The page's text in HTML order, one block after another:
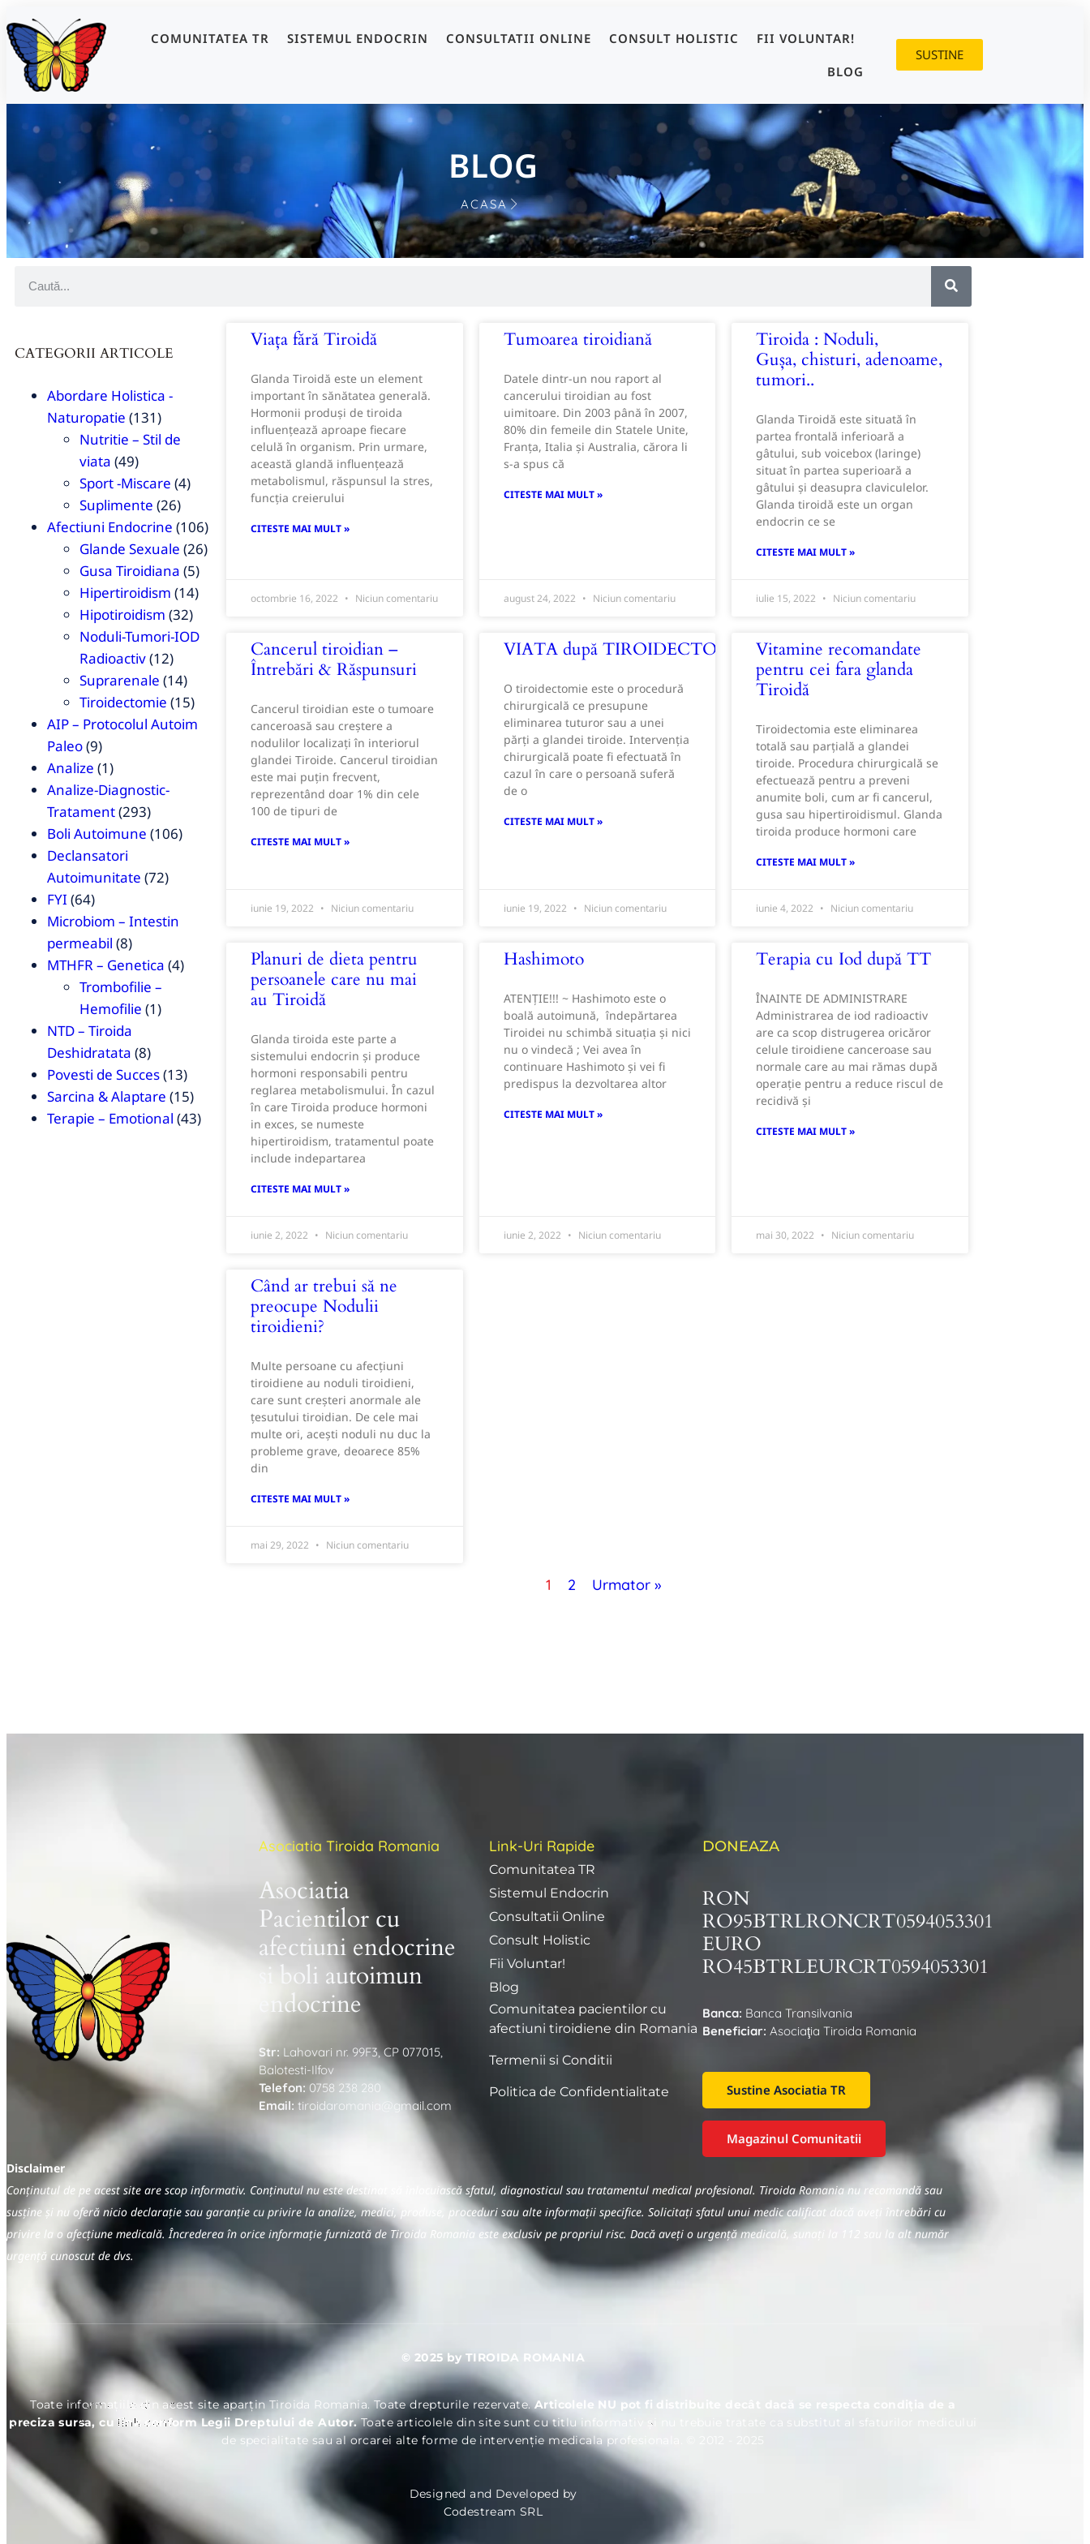
COMUNITATEA TR SISTEMUL ENDOCRIN CONSULTATII ONLINE CONSULT HOLISTIC FII VOLUNTAR!
BLOG
SUSTINE
BLOG
ACASA
CATEGORII ARTICOLE
Abordare Holistica -
Naturopatie (131)
Nutritie – Stil de
viata (49)
Sport -Miscare (4)
Suplimente (26)
Afectiuni Endocrine (106)
Glande Sexuale (26)
Gusa Tiroidiana (5)
Hipertiroidism (14)
Hipotiroidism (32)
Noduli-Tumori-IOD
Radioactiv(12)
Suprarenale (14)
Tiroidectomie (15)
AIP – Protocolul Autoim
Paleo(9)
Analize (1)
Analize-Diagnostic-
Tratament(293)
Boli Autoimune (106)
Declansatori
Autoimunitate (72)
FYI (64)
Microbiom – Intestin
permeabil (8)
MTHFR – Genetica (4)
Trombofilie –
Hemofilie (1)
NTD – Tiroida
Deshidratata (8)
Povesti de Succes(13)
Sarcina & Alaptare (15)
Terapie – Emotional (43)
Viața fără Tiroidă
Glanda Tiroidă este un element
important în sănătatea generală.
Hormonii produși de tiroida
influențează aproape fiecare
celulă în organism. Prin urmare,
această glandă influențează
metabolismul, răspunsul la stres,
funcția creierului
CITESTE MAI MULT »
octombrie 16, 2022 Niciun comentariu
Tumoarea tiroidiană
Datele dintr-un nou raport al
cancerului tiroidian au fost
uimitoare. Din 2003 până în 2007,
80% din femeile din Statele Unite,
Franța, Italia și Australia, cărora li
s-a spus că
CITESTE MAI MULT »
august 24, 2022 Niciun comentariu
Tiroida : Noduli,
Gușa, chisturi, adenoame,
tumori..
Glanda Tiroidă este situată în
partea frontală inferioară a
gâtului, sub voicebox (laringe)
situat în partea superioară a
gâtului și deasupra claviculelor.
Glanda tiroidă este un organ
endocrin ce se
CITESTE MAI MULT »
iulie 15, 2022 Niciun comentariu
Cancerul tiroidian –
Întrebări & Răspunsuri
Cancerul tiroidian este o tumoare
canceroasă sau creștere a
nodulilor localizați în interiorul
glandei Tiroide. Cancerul tiroidian
este mai puțin frecvent,
reprezentând doar 1% din cele
100 de tipuri de
CITESTE MAI MULT »
iunie 19, 2022 Niciun comentariu
VIATA după TIROIDECTOMIE
O tiroidectomie este o procedură
chirurgicală ce presupune
eliminarea tuturor sau a unei
părți a glandei tiroide. Intervenția
chirurgicală poate fi efectuată în
cazul în care o persoană suferă
de o
CITESTE MAI MULT »
iunie 19, 2022 Niciun comentariu
Vitamine recomandate
pentru cei fara glanda
Tiroidă
Tiroidectomia este eliminarea
totală sau parțială a glandei
tiroide. Procedura chirurgicală se
efectuează pentru a preveni
anumite boli, cum ar fi cancerul,
gusa sau hipertiroidismul. Glanda
tiroida produce hormoni care
CITESTE MAI MULT »
iunie 4, 2022 Niciun comentariu
Planuri de dieta pentru
persoanele care nu mai
au Tiroidă
Glanda tiroida este parte a
sistemului endocrin și produce
hormoni responsabili pentru
reglarea metabolismului. În cazul
în care Tiroida produce hormoni
in exces, se numeste
hipertiroidism, tratamentul poate
include indepartarea
CITESTE MAI MULT »
iunie 2, 2022 Niciun comentariu
Hashimoto
​ATENȚIE!!! ~ Hashimoto este o
boală autoimună, îndepărtarea
Tiroidei nu schimbă situația și nici
nu o vindecă ; Vei avea în
continuare Hashimoto și vei fi
predispus la dezvoltarea altor
CITESTE MAI MULT »
iunie 2, 2022 Niciun comentariu
Terapia cu Iod după TT
ÎNAINTE DE ADMINISTRARE
Administrarea de iod radioactiv
are ca scop distrugerea oricăror
celule tiroidiene canceroase sau
normale care au mai rămas după
operație pentru a reduce riscul de
recidivă și
CITESTE MAI MULT »
mai 30, 2022 Niciun comentariu
Când ar trebui să ne
preocupe Nodulii
tiroidieni?
Multe persoane cu afecțiuni
tiroidiene au noduli tiroidieni,
care sunt creșteri anormale ale
țesutului tiroidian. De cele mai
multe ori, acești noduli nu duc la
probleme grave, deoarece 85%
din
CITESTE MAI MULT »
mai 29, 2022 Niciun comentariu
1 2 Urmator »
Asociatia Tiroida Romania
Asociatia
Pacientilor cu
afectiuni endocrine
si boli autoimun
endocrine
Str: Lahovari nr. 99F3, CP 077015,
Balotesti-Ilfov
Telefon: 0758 238 280
Email: tiroidaromania@gmail.com
Link-Uri Rapide
Comunitatea TR
Sistemul Endocrin
Consultatii Online
Consult Holistic
Fii Voluntar!
Blog
Comunitatea pacientilor cu
afectiuni tiroidiene din Romania
Termenii si Conditii
Politica de Confidentialitate
DONEAZA
RON
RO95BTRLRONCRT0594053301
EURO
RO45BTRLEURCRT0594053301
Banca: Banca Transilvania
Beneficiar: Asociaţia Tiroida Romania
Sustine Asociatia TR
Magazinul Comunitatii
Disclaimer
Conținutul de pe acest site are scop informativ. Conținutul nu este destinat să înlocuiască sfatul, diagnosticul sau tratamentul medical profesional. Tiroida Romania nu recomandă sau
susține și nu oferă nicio declarație sau garanție cu privire la analize, medici, produse, proceduri sau alte informații specifice. Solicitați sfatul unui medic calificat dacă aveți întrebări cu
privire la o afecțiune medicală. Încrederea în orice informație furnizată de Tiroida Romania este exclusiv pe propriul risc. Dacă aveți o urgență medicală, sunați la 112 sau la alt număr
urgență cunoscut de dvs.
© 2025 by TIROIDA ROMANIA
Toate informațiile din acest site aparțin Tiroida Romania. Toate drepturile rezervate.Articolele NU pot fi distribuite decât dacă se respecta condiția de a
preciza sursa, cu link conform Legii Dreptului de Autor.Toate articolele din site sunt cu titlu informativ și nu trebuie tratate ca substitut al sfaturilor medicului
de specialitate sau al orcarei alte forme de intervenție medicala profesionala. © 2012 - 2025
Designed and Developed by
Codestream SRL